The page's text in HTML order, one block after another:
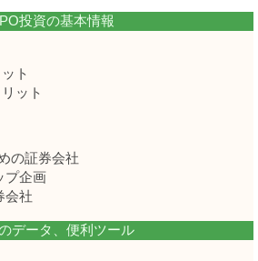
投資の基本情報
ト
ット
の証券会社
プ企画
会社
データ、便利ツール